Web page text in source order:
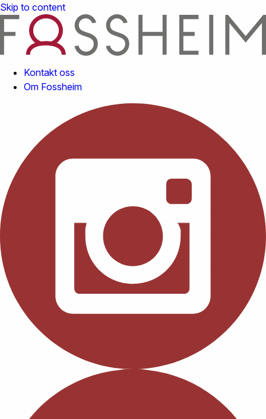
Skip to content
Kontakt oss
Om Fossheim